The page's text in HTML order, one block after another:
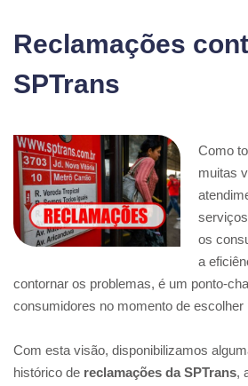
Reclamações
SPTrans
Como
muitas
os
a
contornar os problemas, é um ponto-
consumidores no momento de escolher
Com esta visão, disponibilizamos
histórico de reclamações da SPTrans,